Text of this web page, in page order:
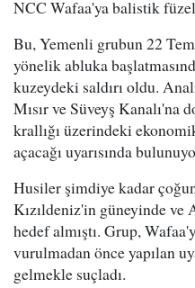
NCC Wafaa'ya balistik
Bu, Yemenli grubun 22
yönelik abluka
kuzeydeki saldırı oldu.
Mısır ve Süveyş Kanalı'na
krallığı üzerindeki
açacağı uyarısında
Husiler şimdiye kadar
Kızıldeniz'in güneyinde
hedef almıştı. Grup,
vurulmadan önce yapılan
gelmekle suçladı.